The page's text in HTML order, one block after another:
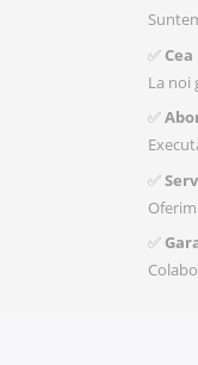
✅
La noi
✅
✅
Oferim
✅